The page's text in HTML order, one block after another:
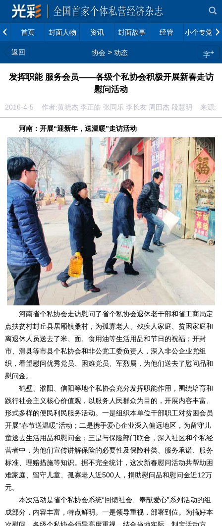
首页 封面人物 资讯 封面故事 经管 小个专党建
返回 协会 > 动态 字+
发挥职能 服务会员——各级个私协会积极开展新春走访
慰问活动
2016-4-5 作者:黄晓杰 李正皓 张同乐 李长友 周田杰 段慧明 来
河南：开展“迎新年，送温暖”走访活动
河南省个私协会走访慰问了省个私协会退休老干部和省工商局定
点扶贫村封丘县居厢镇桑村，为孤寡老人、残疾人家庭、贫困家庭和
离退休人员送去了米、面、食用油等生活用品和节日的祝福；开封
市、滑县等市县个私协会和非公党工委负责人，深入非公企业党组
织，看望慰问优秀党员、困难党员、军烈属，为他们送去了慰问品和
慰问金。
鹤壁、濮阳、信阳等地个私协会充分发挥职能作用，围绕培育和
践行社会主义核心价值观，以服务人民群众为目的，开展内容丰富、
形式多样的便民利民服务活动。一是组织本单位干部职工对贫困会员
开展“春节送温暖”活动；二是携手爱心企业深入偏远地区，为留守儿
童送去生活用品和慰问金；三是与保险部门联合，深入社区和个私经
营者中，为他们宣传讲解保险的必要性及保险种类、服务承诺、服务
标准、理赔措施等知识。据不完全统计，这次新春慰问活动共帮助困
难家庭、留守儿童、孤寡老人近500人，捐助慰问品和慰问金近12万
元。
本次活动是省个私协会系统“回馈社会、奉献爱心”系列活动的组
成部分，内容丰富，特点鲜明。一是领导重视，部署到位。为搞好本